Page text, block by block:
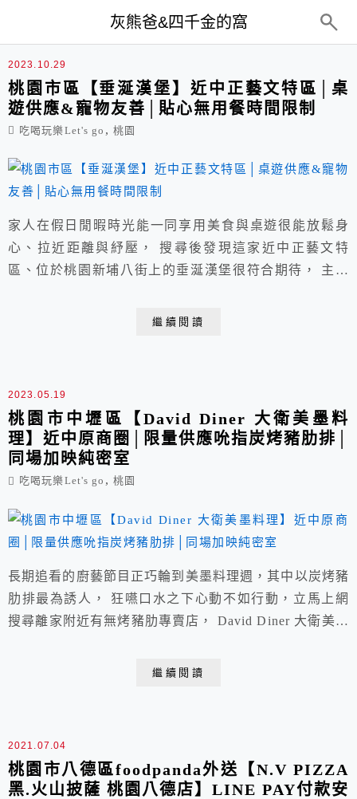
灰熊爸&四千金的窩
美式餐廳
2023.10.29
桃園市區【垂涎漢堡】近中正藝文特區│桌
遊供應&寵物友善│貼心無用餐時間限制
吃喝玩樂Let's go , 桃園
家人在假日閒暇時光能一同享用美食與桌遊很能放鬆身
心、拉近距離與紓壓， 搜尋後發現這家近中正藝文特
區、位於桃園新埔八街上的垂涎漢堡很符合期待， 主要
心，茶飲與特調， 有店貓坐鎮為寵物友善餐廳，需低消
繼續閱讀
2023.05.19
桃園市中壢區【David Diner 大衛美墨料
理】近中原商圈│限量供應吮指炭烤豬肋排│
同場加映純密室
吃喝玩樂Let's go , 桃園
長期追看的廚藝節目正巧輪到美墨料理週，其中以炭烤豬
肋排最為誘人， 狂嚥口水之下心動不如行動，立馬上網
搜尋離家附近有無烤豬肋專賣店， David Diner 大衛美墨
旁就有私人收費停車場(3H/$100元)，不必開去中原國小
繼續閱讀
2021.07.04
桃園市八德區foodpanda外送【N.V PIZZA
黑.火山披薩 桃園八德店】LINE PAY付款安